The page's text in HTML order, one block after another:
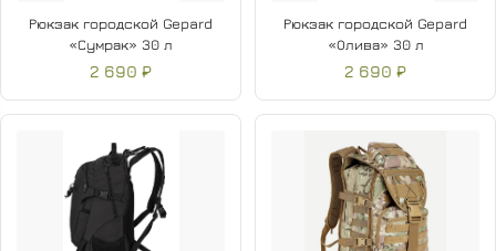
Рюкзак городской Gepard
«Сумрак» 30 л
2 690 ₽
Рюкзак городской Gepard
«Олива» 30 л
2 690 ₽